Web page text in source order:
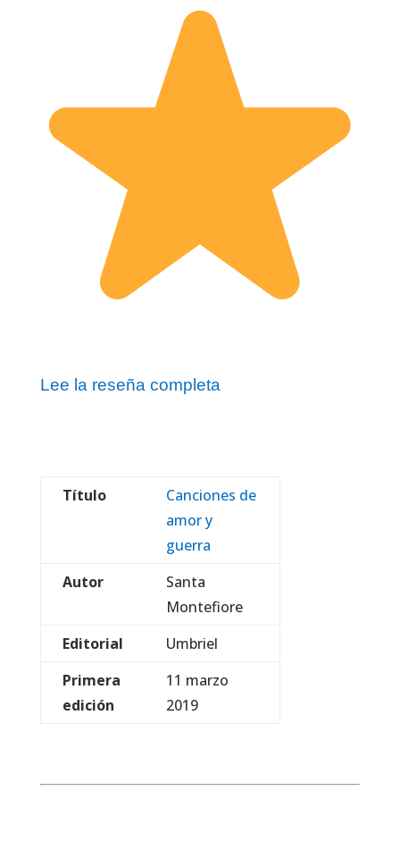
Lee la reseña completa
Título
Canciones de
amor y
guerra
Autor
Santa
Montefiore
Editorial
Umbriel
Primera
edición
11 marzo
2019